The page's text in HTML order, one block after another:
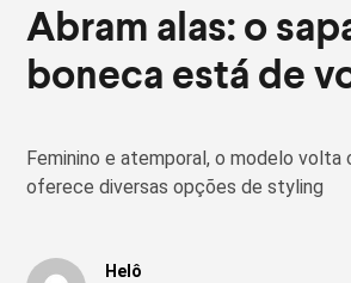
Abram alas: o
boneca está de
Feminino e atemporal, o modelo volta
oferece diversas opções de styling
Helô